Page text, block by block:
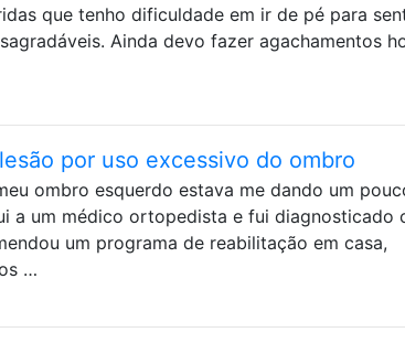
que tenho dificuldade em ir de pé para
Ainda devo fazer agachamentos
por uso excessivo do ombro
ombro esquerdo estava me dando um
a um médico ortopedista e fui diagnosticado
um programa de reabilitação em casa,
…